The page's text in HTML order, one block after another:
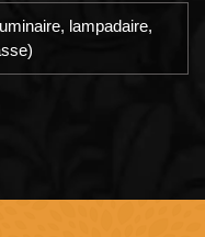
lampadaire,